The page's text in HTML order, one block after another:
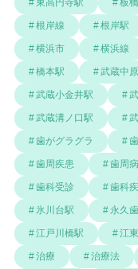
東高円寺駅 板
根岸線 根岸駅
横浜市 横浜線
橋本駅 武蔵中
武蔵小金井駅
武蔵溝ノ口駅
歯がグラグラ
歯周疾患 歯周病
歯科受診 歯科
氷川台駅 永久歯
江戸川橋駅 江
治療 治療法